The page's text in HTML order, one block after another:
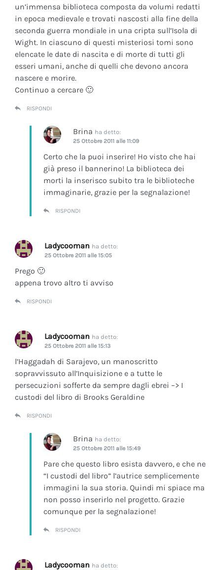
un’immensa biblioteca composta da volumi redatti
in epoca medievale e trovati nascosti alla fine della
seconda guerra mondiale in una cripta sull’Isola di
Wight. In ciascuno di questi misteriosi tomi sono
elencate le date di nascita e di morte di tutti gli
esseri umani, anche di quelli che devono ancora
nascere e morire.
Continuo a cercare 🙂
RISPONDI
Brina ha detto:
25 Ottobre 2011 alle 11:09
Certo che la puoi inserire! Ho visto che hai
già preso il bannerino! La biblioteca dei
morti la inserisco subito tra le biblioteche
immaginarie, grazie per la segnalazione!
RISPONDI
Ladycooman ha detto:
25 Ottobre 2011 alle 15:05
Prego 🙂
appena trovo altro ti avviso
RISPONDI
Ladycooman ha detto:
25 Ottobre 2011 alle 15:13
l’Haggadah di Sarajevo, un manoscritto
sopravvissuto all’Inquisizione e a tutte le
persecuzioni sofferte da sempre dagli ebrei –> I
custodi del libro di Brooks Geraldine
RISPONDI
Brina ha detto:
25 Ottobre 2011 alle 15:49
Pare che questo libro esista davvero, e che ne
“I custodi del libro” l’autrice semplicemente
immagini la sua storia. Quindi mi spiace ma
non posso inserirlo nel progetto. Grazie
comunque per la segnalazione!
RISPONDI
Ladycooman ha detto: